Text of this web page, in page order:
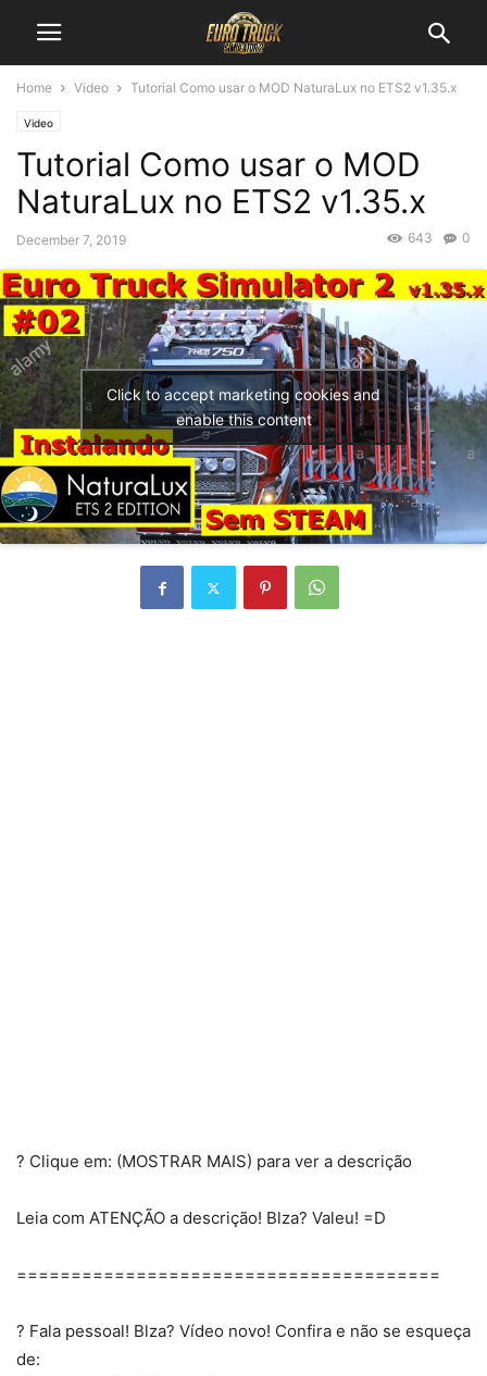
Home Video Tutorial Como usar o MOD NaturaLux no ETS2 v1.35.x
Video
Tutorial Como usar o MOD
NaturaLux no ETS2 v1.35.x
December 7, 2019 0
643
Click to accept marketing cookies and
enable this content
? Clique em: (MOSTRAR MAIS) para ver a descrição
Leia com ATENÇÃO a descrição! Blza? Valeu! =D
=======================================
? Fala pessoal! Blza? Vídeo novo! Confira e não se esqueça
de: